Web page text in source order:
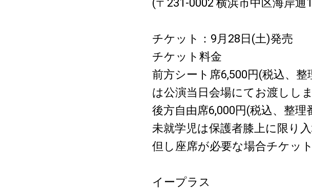
(〒231-0002 横浜市中区海岸通
チケット：9月28日(土)発売
チケット料金
前方シート席6,500円(税込、
は公演当日会場にてお渡しし
後方自由席6,000円(税込、整
未就学児は保護者膝上に限り入
但し座席が必要な場合チケット
イープラス